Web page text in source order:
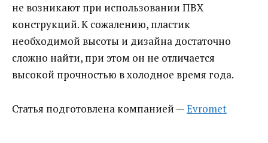
не возникают при использовании ПВХ
конструкций. К сожалению, пластик
необходимой высоты и дизайна достаточно
сложно найти, при этом он не отличается
высокой прочностью в холодное время года.
Статья подготовлена компанией —Evromet